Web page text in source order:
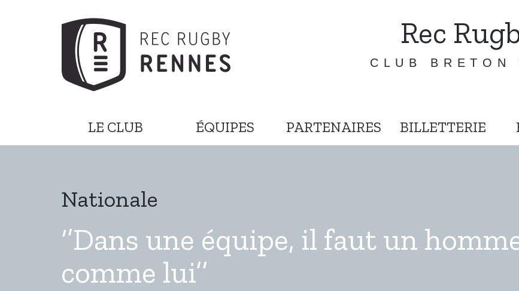
Rec
CLUB BRETON
LE CLUB ÉQUIPES PARTENAIRES BILLETTERIE
Nationale
‘’Dans une équipe, il faut un
comme lui’’